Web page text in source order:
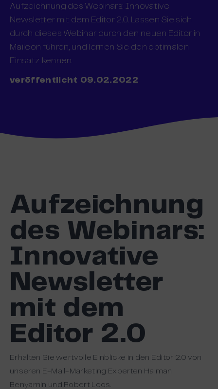
Aufzeichnung des Webinars: Innovative
Newsletter mit dem Editor 2.0. Lassen Sie sich
durch dieses Webinar durch den neuen Editor in
Maileon führen, und lernen Sie den optimalen
Einsatz kennen.
veröffentlicht 09.02.2022
Aufzeichnung
des Webinars:
Innovative
Newsletter
mit dem
Editor 2.0
Erhalten Sie wertvolle Einblicke in den Editor 2.0 von
unseren E-Mail-Marketing Experten Haiman
Benyamin und Robert Loos.